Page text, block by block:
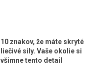
10 znakov, že máte skryté
liečivé sily. Vaše okolie si
všimne tento detail